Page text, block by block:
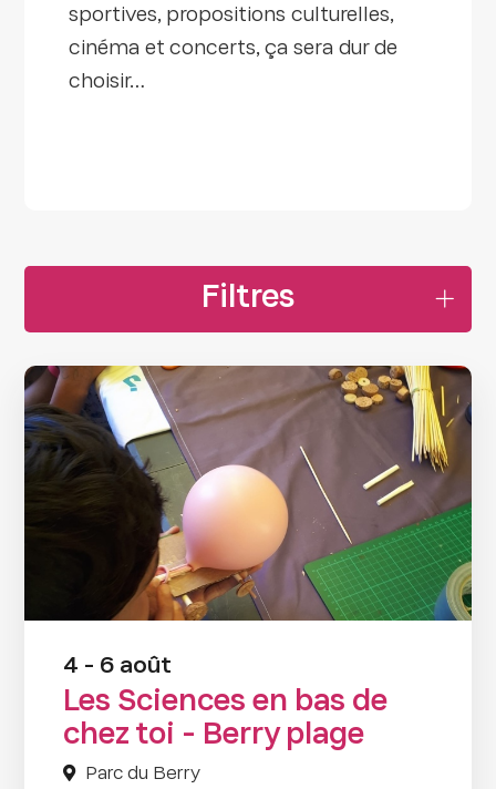
sportives, propositions culturelles,
cinéma et concerts, ça sera dur de
choisir…
Filtres
4 - 6 août
Les Sciences en bas de
chez toi - Berry plage
Parc du Berry